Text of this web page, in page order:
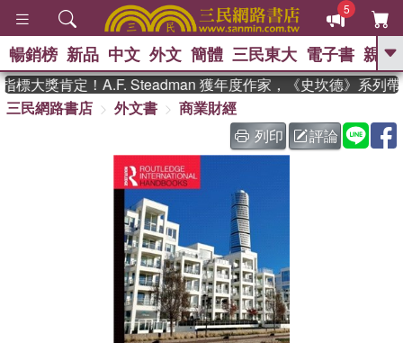
5
GO
熱搜： 東野圭吾
The Odyssey 、 父親節 、 如果歷
史是一群喵 、 暑期推薦 、 國際布克
獎 臺灣漫遊錄
登輝時代
、
偉大的迷走神經
暢銷榜 新品 中文 外文 簡體 三民東大 電子書 親子
大獎肯定！A.F. Steadman 獲年度作家，《史坎德》系列帶
三民網路書店
外文書
商業財經
列印
評論